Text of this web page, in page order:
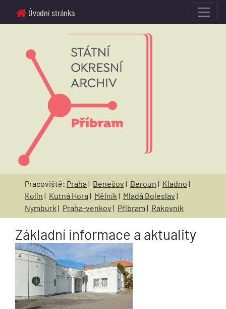
Úvodní stránka
Pracoviště: Praha | Benešov | Beroun | Kladno |
Kolín | Kutná Hora | Mělník | Mladá Boleslav |
Nymburk | Praha-venkov | Příbram | Rakovník
Základní informace a aktuality